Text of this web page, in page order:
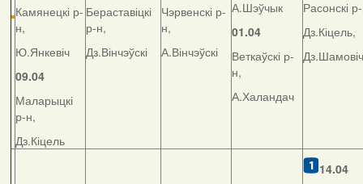
Камянецкі р-
н,
Ю.Янкевіч
09.04
Маларыцкі
р-н,
Дз.Кіцель
Бераставіцкі
р-н,
Дз.Вінчэўскі
Чэрвенскі р-
н,
А.Вінчэўскі
А.Шэўчык
01.04
Веткаўскі р-
н,
А.Халандач
Расонскі
Дз.Кіцель,
Дз.Шамовіч
14.04